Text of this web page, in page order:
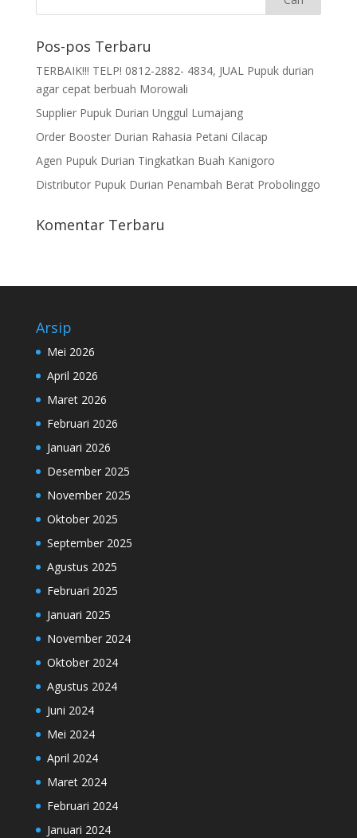
Pos-pos Terbaru
TERBAIK!!! TELP! 0812-2882- 4834, JUAL Pupuk durian
agar cepat berbuah Morowali
Supplier Pupuk Durian Unggul Lumajang
Order Booster Durian Rahasia Petani Cilacap
Agen Pupuk Durian Tingkatkan Buah Kanigoro
Distributor Pupuk Durian Penambah Berat Probolinggo
Komentar Terbaru
Arsip
Mei 2026
April 2026
Maret 2026
Februari 2026
Januari 2026
Desember 2025
November 2025
Oktober 2025
September 2025
Agustus 2025
Februari 2025
Januari 2025
November 2024
Oktober 2024
Agustus 2024
Juni 2024
Mei 2024
April 2024
Maret 2024
Februari 2024
Januari 2024